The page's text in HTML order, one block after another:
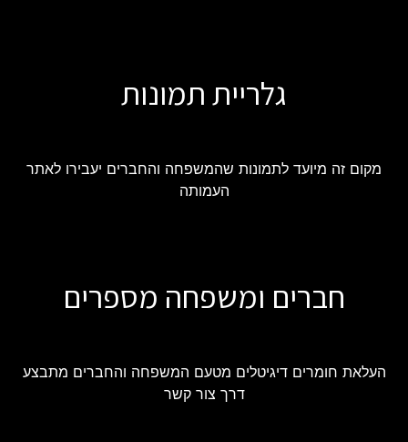
גלריית תמונות
מקום זה מיועד לתמונות שהמשפחה והחברים יעבירו לאתר
העמותה
חברים ומשפחה מספרים
העלאת חומרים דיגיטלים מטעם המשפחה והחברים מתבצע
דרך צור קשר